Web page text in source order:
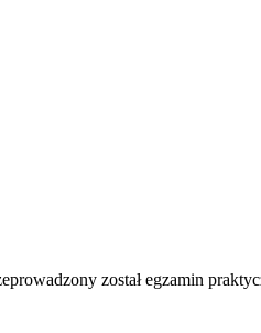
został egzamin